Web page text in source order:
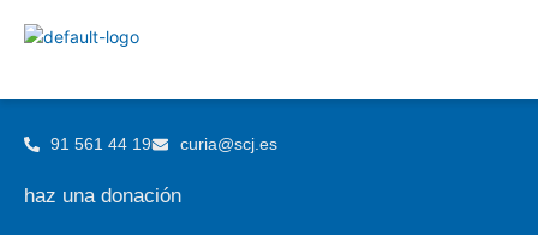
91 561 44 19 curia@scj.es
haz una donación